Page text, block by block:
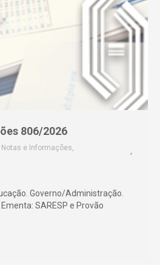
806/2026
Notas e Informações,
Governo/Administração.
SARESP e Provão